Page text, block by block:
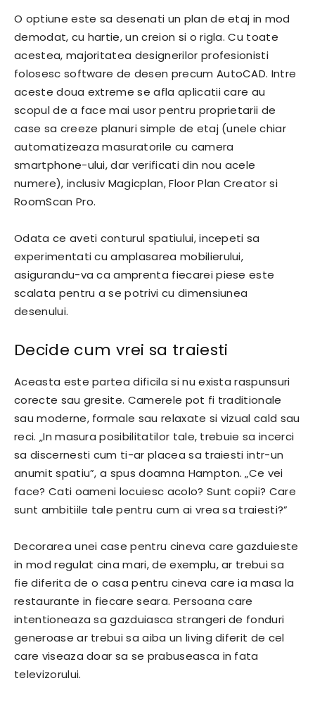
O optiune este sa desenati un plan de etaj in mod
demodat, cu hartie, un creion si o rigla. Cu toate
acestea, majoritatea designerilor profesionisti
folosesc software de desen precum AutoCAD. Intre
aceste doua extreme se afla aplicatii care au
scopul de a face mai usor pentru proprietarii de
case sa creeze planuri simple de etaj (unele chiar
automatizeaza masuratorile cu camera
smartphone-ului, dar verificati din nou acele
numere), inclusiv Magicplan, Floor Plan Creator si
RoomScan Pro.
Odata ce aveti conturul spatiului, incepeti sa
experimentati cu amplasarea mobilierului,
asigurandu-va ca amprenta fiecarei piese este
scalata pentru a se potrivi cu dimensiunea
desenului.
Decide cum vrei sa traiesti
Aceasta este partea dificila si nu exista raspunsuri
corecte sau gresite. Camerele pot fi traditionale
sau moderne, formale sau relaxate si vizual cald sau
reci. „In masura posibilitatilor tale, trebuie sa incerci
sa discernesti cum ti-ar placea sa traiesti intr-un
anumit spatiu”, a spus doamna Hampton. „Ce vei
face? Cati oameni locuiesc acolo? Sunt copii? Care
sunt ambitiile tale pentru cum ai vrea sa traiesti?”
Decorarea unei case pentru cineva care gazduieste
in mod regulat cina mari, de exemplu, ar trebui sa
fie diferita de o casa pentru cineva care ia masa la
restaurante in fiecare seara. Persoana care
intentioneaza sa gazduiasca strangeri de fonduri
generoase ar trebui sa aiba un living diferit de cel
care viseaza doar sa se prabuseasca in fata
televizorului.